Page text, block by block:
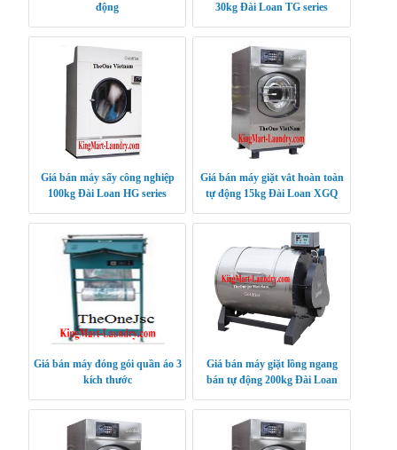
động
30kg Đài Loan TG series
Giá bán máy sấy công nghiệp
100kg Đài Loan HG series
Giá bán máy giặt vắt hoàn toàn
tự động 15kg Đài Loan XGQ
Giá bán máy đóng gói quần áo 3
kích thước
Giá bán máy giặt lồng ngang
bán tự động 200kg Đài Loan